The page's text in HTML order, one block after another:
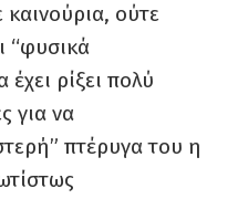
καινούρια, ούτε
“φυσικά
ρίξει πολύ
για να
πτέρυγα του η